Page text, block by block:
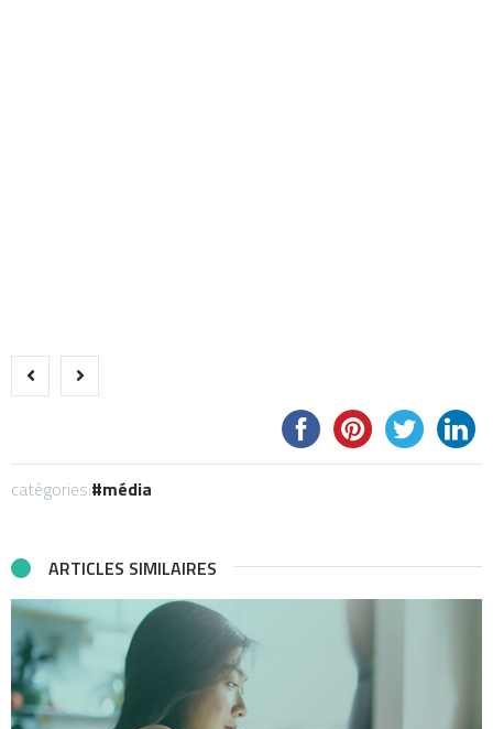
catégories: média
ARTICLES SIMILAIRES